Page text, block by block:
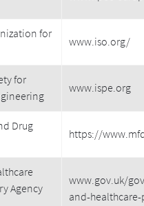
for
www.iso.org/
for
www.ispe.org
Drug
https://
Agency
www.gov.uk/
and-